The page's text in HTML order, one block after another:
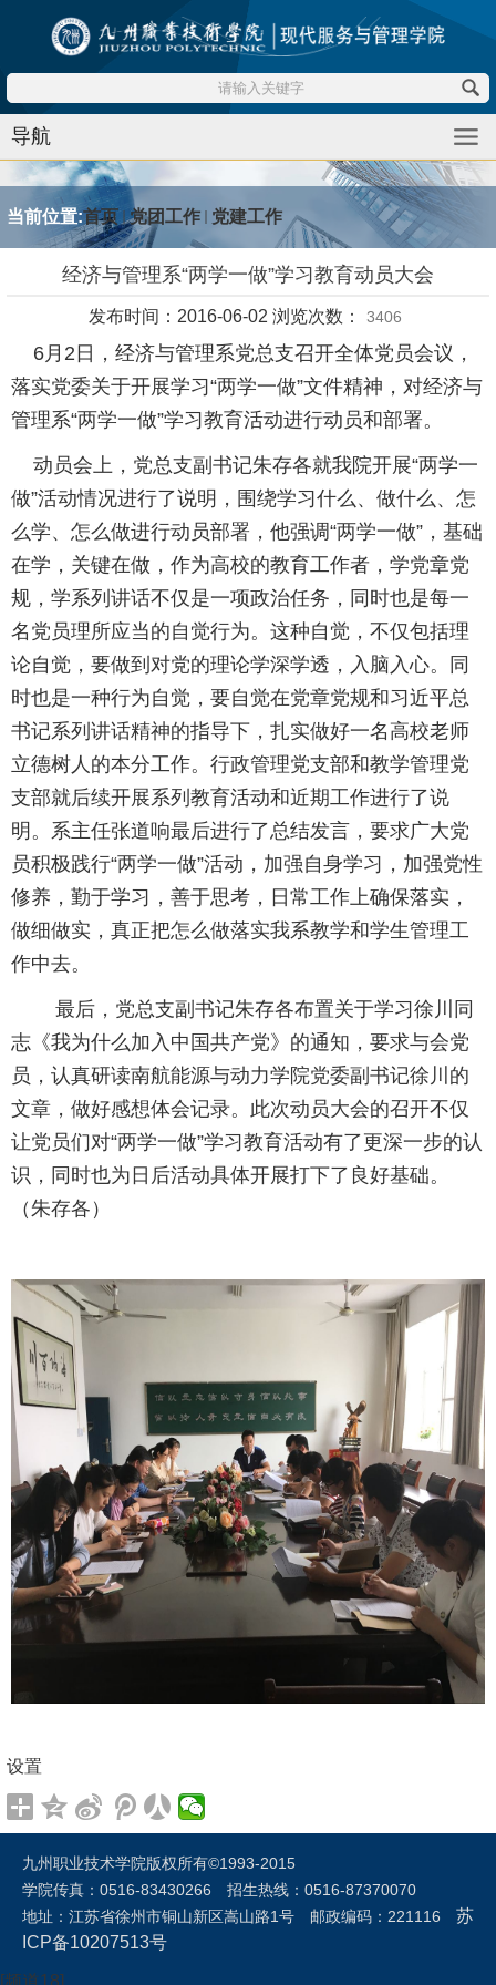
导航
当前位置:首页 党团工作 党建工作
经济与管理系“两学一做”学习教育动员大会
发布时间：2016-06-02 浏览次数： 3406
6 月 2 日， 经济与管理系党总支召开全体党员会议 ，
落实党委关于开展学习“两学一做”文件精神 ， 对经济与
管理系“两学一做”学习教育活动进行动员和部署。
动员会上， 党总支副书记朱存各就我院开展“两学一
做”活动情况进行了说明，围绕学习什么、做什么、怎
么学、怎么做进行动员部署，他强调“两学一做”，基础
在学，关键在做 ， 作为高校的教育工作者，学党章党
规，学系列讲话不仅是一项政治任务，同时也是每一
名党员理所应当的自觉行为。这种自觉，不仅包括理
论自觉，要做到对党的理论学深学透，入脑入心。
同
时也是一种行为自觉，要自觉在党章党规和习近平总
书记系列讲话精神的指导下，扎实做好一名高校老师
立德树人的本分工作。行政管理党支部和教学管理党
支部就后续开展系列教育活动和近期工作进行了说
明。系主任张道响最后进行了总结发言， 要求广大党
员积极践行“两学一做”活动 ，加强自身学习，加强党性
修养，勤于学习，善于思考，日常工作上确保落实，
做细做实， 真正把怎么做落实我系教学和学生管理工
作中去。
最后，党总支副书记朱存各布置关于学习徐川同
志《我为什么加入中国共产党》的通知，要求与会党
员，认真研读南航能源与动力学院党委副书记徐川的
文章，做好感想体会记录。此次动员大会的召开不仅
让党员们对“两学一做”学习教育活动有了更深一步的认
识，同时也为日后活动具体开展打下了良好基础。
（朱存各）
设置
九州职业技术学院版权所有©1993-2015
学院传真：0516-83430266 招生热线：0516-87370070
地址：江苏省徐州市铜山新区嵩山路1号 邮政编码：221116 苏
ICP备10207513号
[频道18]